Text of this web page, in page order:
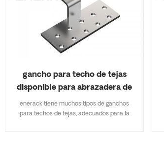
gancho para techo de tejas
disponible para abrazadera de
riel ERK-TRH-T11
enerack tiene muchos tipos de ganchos
para techos de tejas, adecuados para la